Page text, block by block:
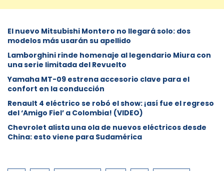
⁠El nuevo Mitsubishi Montero no llegará solo: dos
modelos más usarán su apellido
Lamborghini rinde homenaje al legendario Miura con
una serie limitada del Revuelto
Yamaha MT-09 estrena accesorio clave para el
confort en la conducción
Renault 4 eléctrico se robó el show: ¡así fue el regreso
del ‘Amigo Fiel’ a Colombia! (VIDEO)
Chevrolet alista una ola de nuevos eléctricos desde
China: esto viene para Sudamérica